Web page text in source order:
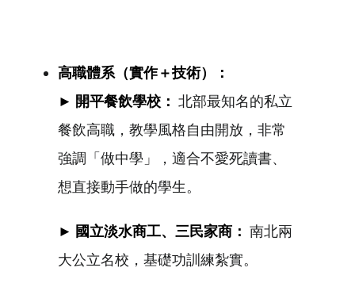
高職體系（實作＋技術）：
► 開平餐飲學校： 北部最知名的私立
餐飲高職，教學風格自由開放，非常
強調「做中學」，適合不愛死讀書、
想直接動手做的學生。
► 國立淡水商工、三民家商： 南北兩
大公立名校，基礎功訓練紮實。